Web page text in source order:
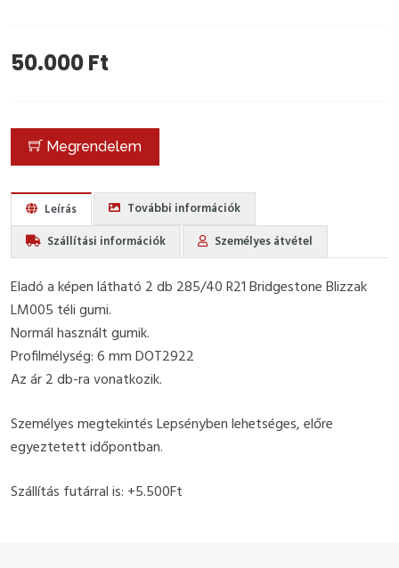
50.000 Ft
Megrendelem
Leírás
További információk
Szállítási információk
Személyes átvétel
Eladó a képen látható 2 db 285/40 R21 Bridgestone Blizzak
LM005 téli gumi.
Normál használt gumik.
Profilmélység: 6 mm DOT2922
Az ár 2 db-ra vonatkozik.
Személyes megtekintés Lepsényben lehetséges, előre
egyeztetett időpontban.
Szállítás futárral is: +5.500Ft